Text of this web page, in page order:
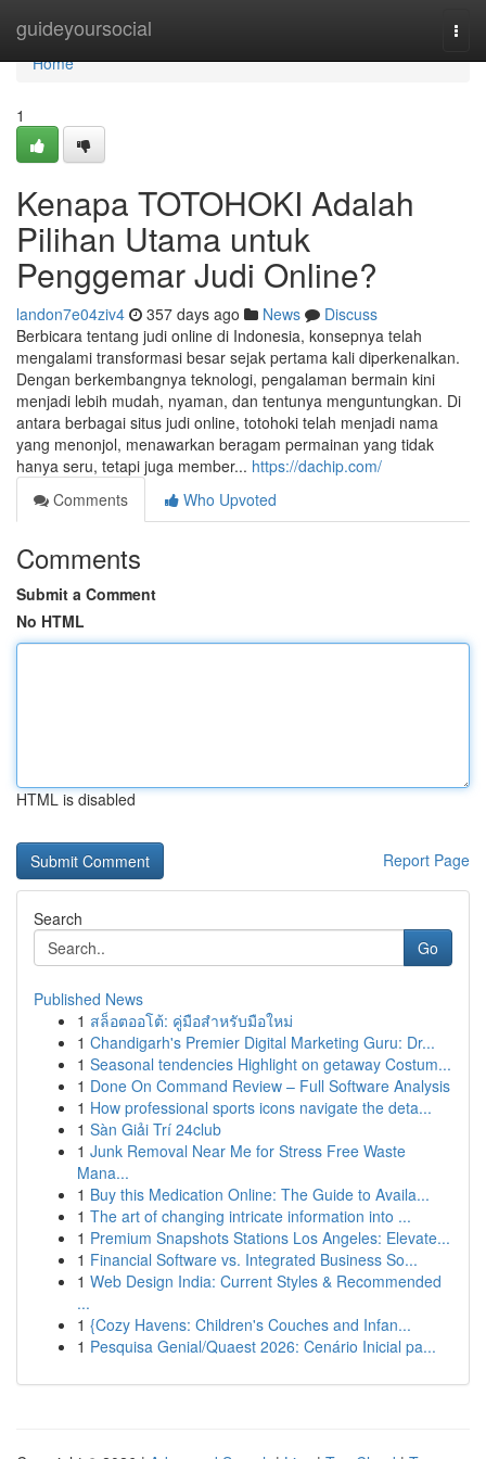
guideyoursocial
Home
Home
1
Kenapa TOTOHOKI Adalah
Pilihan Utama untuk
Penggemar Judi Online?
landon7e04ziv4 357 days ago News
Discuss
Berbicara tentang judi online di Indonesia, konsepnya telah
mengalami transformasi besar sejak pertama kali diperkenalkan.
Dengan berkembangnya teknologi, pengalaman bermain kini
menjadi lebih mudah, nyaman, dan tentunya menguntungkan. Di
antara berbagai situs judi online, totohoki telah menjadi nama
yang menonjol, menawarkan beragam permainan yang tidak
hanya seru, tetapi juga member... https://dachip.com/
Comments
Who Upvoted
Comments
Submit a Comment
No HTML
HTML is disabled
Report Page
Search
Go
Published News
1 สล็อตออโต้: คู่มือสำหรับมือใหม่
1 Chandigarh's Premier Digital Marketing Guru: Dr...
1 Seasonal tendencies Highlight on getaway Costum...
1 Done On Command Review – Full Software Analysis
1 How professional sports icons navigate the deta...
1 Sàn Giải Trí 24club
1 Junk Removal Near Me for Stress Free Waste
Mana...
1 Buy this Medication Online: The Guide to Availa...
1 The art of changing intricate information into ...
1 Premium Snapshots Stations Los Angeles: Elevate...
1 Financial Software vs. Integrated Business So...
1 Web Design India: Current Styles & Recommended
...
1 {Cozy Havens: Children's Couches and Infan...
1 Pesquisa Genial/Quaest 2026: Cenário Inicial pa...